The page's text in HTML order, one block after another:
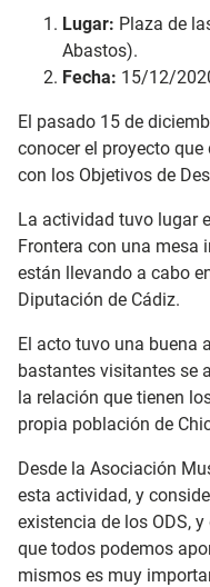
Lugar: Plaza de
Abastos).
Fecha: 15/12/
El pasado 15 de
conocer el proyecto
con los Objetivos de
La actividad tuvo lugar
Frontera con una mesa
están llevando a cabo
Diputación de Cádiz.
El acto tuvo una buena
bastantes visitantes se
la relación que tienen
propia población de
Desde la Asociación
esta actividad, y
existencia de los ODS,
que todos podemos
mismos es muy